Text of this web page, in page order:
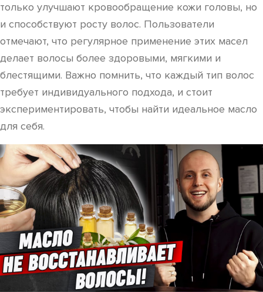
только улучшают кровообращение кожи головы, но
и способствуют росту волос. Пользователи
отмечают, что регулярное применение этих масел
делает волосы более здоровыми, мягкими и
блестящими. Важно помнить, что каждый тип волос
требует индивидуального подхода, и стоит
экспериментировать, чтобы найти идеальное масло
для себя.